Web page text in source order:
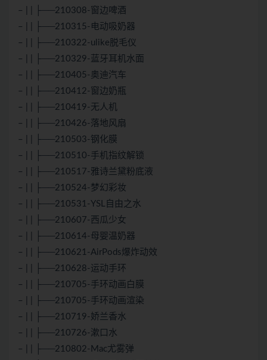
– | | ├──210308-窗边啤酒
– | | ├──210315-电动吸奶器
– | | ├──210322-ulike脱毛仪
– | | ├──210329-蓝牙耳机水面
– | | ├──210405-奥迪汽车
– | | ├──210412-窗边奶瓶
– | | ├──210419-无人机
– | | ├──210426-落地风扇
– | | ├──210503-钢化膜
– | | ├──210510-手机指纹解锁
– | | ├──210517-雅诗兰黛粉底液
– | | ├──210524-梦幻彩妆
– | | ├──210531-YSL自由之水
– | | ├──210607-西瓜少女
– | | ├──210614-母婴温奶器
– | | ├──210621-AirPods爆炸动效
– | | ├──210628-运动手环
– | | ├──210705-手环动画白膜
– | | ├──210705-手环动画渲染
– | | ├──210719-娇兰香水
– | | ├──210726-漱口水
– | | ├──210802-Mac尤雾弹